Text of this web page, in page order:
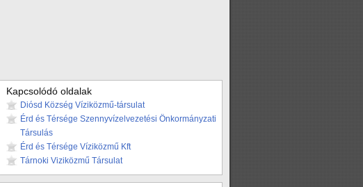
Kapcsolódó oldalak
Diósd Község Víziközmű-társulat
Érd és Térsége Szennyvízelvezetési Önkormányzati
Társulás
Érd és Térsége Víziközmű Kft
Tárnoki Viziközmű Társulat